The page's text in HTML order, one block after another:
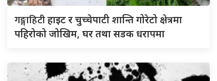
गङ्गाहिटीहाइट र चुच्चेपाटी शान्ति गोरेटो क्षेत्रमा
पहिरोको जोखिम, घर तथा सडक धरापमा